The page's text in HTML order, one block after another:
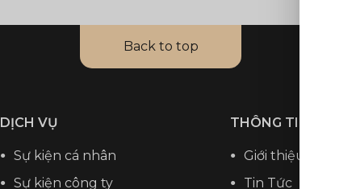
Back to top
DỊCH VỤ
Sự kiện cá nhân
Sự kiện công ty
THÔNG TIN CHUNG
Giới thiệu
Tin Tức